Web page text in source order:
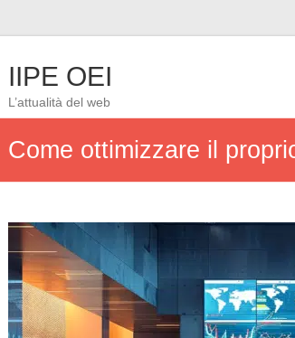
IIPE OEI
L’attualità del web
Come ottimizzare il